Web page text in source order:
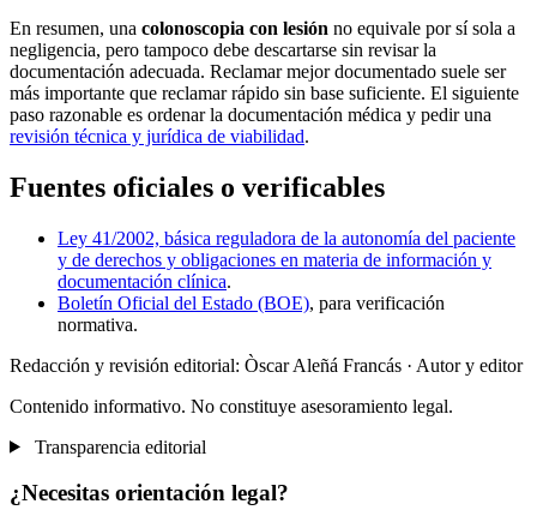
En resumen, una colonoscopia con lesión no equivale por sí sola a
negligencia, pero tampoco debe descartarse sin revisar la
documentación adecuada. Reclamar mejor documentado suele ser
más importante que reclamar rápido sin base suficiente. El siguiente
paso razonable es ordenar la documentación médica y pedir una
revisión técnica y jurídica de viabilidad.
Fuentes oficiales o verificables
Ley 41/2002, básica reguladora de la autonomía del paciente
y de derechos y obligaciones en materia de información y
documentación clínica.
Boletín Oficial del Estado (BOE), para verificación
normativa.
Redacción y revisión editorial: Òscar Aleñá Francás · Autor y editor
Contenido informativo. No constituye asesoramiento legal.
Transparencia editorial
¿Necesitas orientación legal?